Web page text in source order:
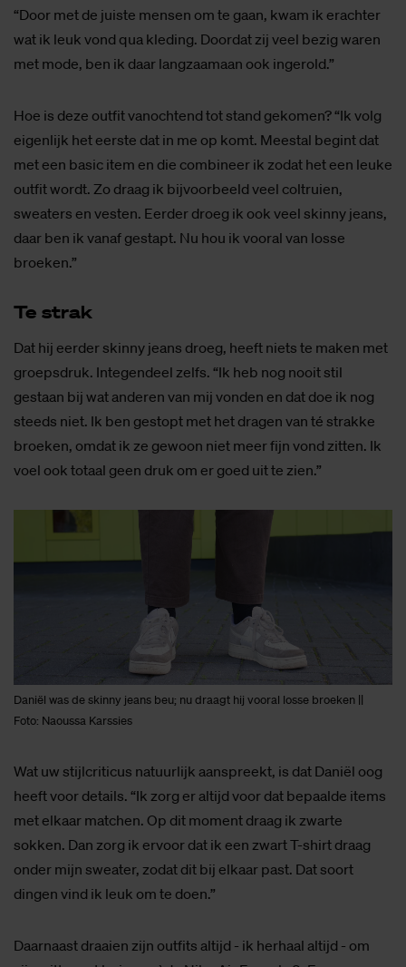
“Door met de juiste mensen om te gaan, kwam ik erachter
wat ik leuk vond qua kleding. Doordat zij veel bezig waren
met mode, ben ik daar langzaamaan ook ingerold.”
Hoe is deze outfit vanochtend tot stand gekomen? “Ik volg
eigenlijk het eerste dat in me op komt. Meestal begint dat
met een basic item en die combineer ik zodat het een leuke
outfit wordt. Zo draag ik bijvoorbeeld veel coltruien,
sweaters en vesten. Eerder droeg ik ook veel skinny jeans,
daar ben ik vanaf gestapt. Nu hou ik vooral van losse
broeken.”
Te strak
Dat hij eerder skinny jeans droeg, heeft niets te maken met
groepsdruk. Integendeel zelfs. “Ik heb nog nooit stil
gestaan bij wat anderen van mij vonden en dat doe ik nog
steeds niet. Ik ben gestopt met het dragen van té strakke
broeken, omdat ik ze gewoon niet meer fijn vond zitten. Ik
voel ook totaal geen druk om er goed uit te zien.”
Daniël was de skinny jeans beu; nu draagt hij vooral losse broeken ||
Foto: Naoussa Karssies
Wat uw stijlcriticus natuurlijk aanspreekt, is dat Daniël oog
heeft voor details. “Ik zorg er altijd voor dat bepaalde items
met elkaar matchen. Op dit moment draag ik zwarte
sokken. Dan zorg ik ervoor dat ik een zwart T-shirt draag
onder mijn sweater, zodat dit bij elkaar past. Dat soort
dingen vind ik leuk om te doen.”
Daarnaast draaien zijn outfits altijd - ik herhaal altijd - om